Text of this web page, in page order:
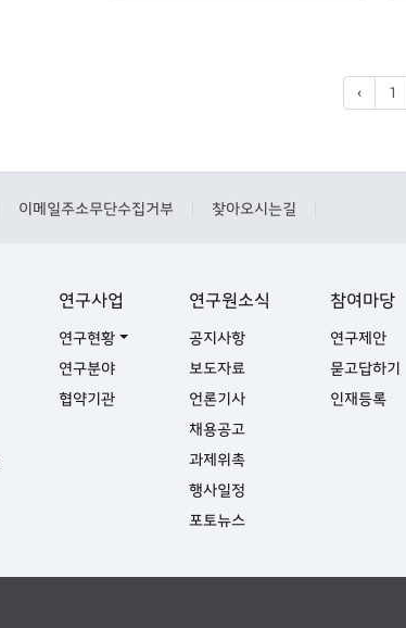
‹ 1
이메일주소무단수집거부 찾아오시는길
연구사업
연구현황
연구분야
협약기관
연구원소식
공지사항
보도자료
언론기사
채용공고
과제위촉
행사일정
포토뉴스
참여마당
연구제안
묻고답하기
인재등록